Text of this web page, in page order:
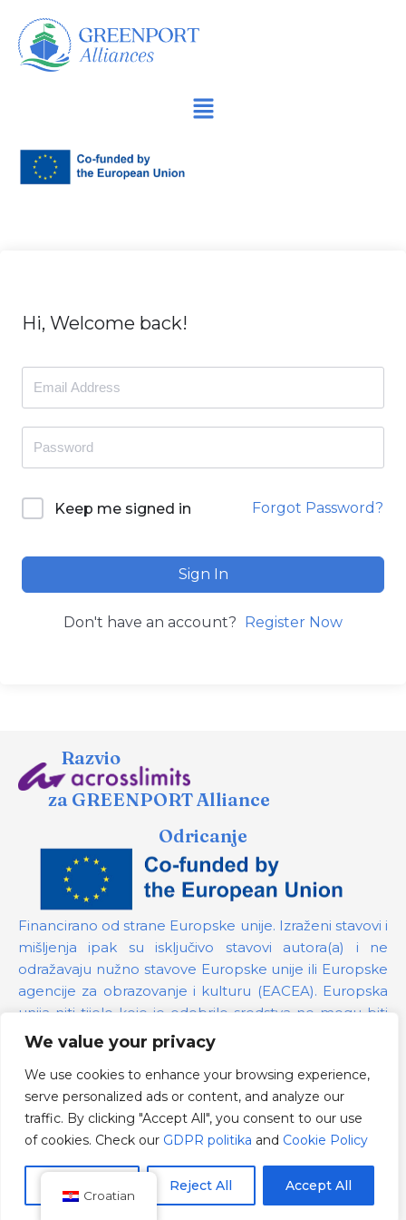
We value your privacy
We use cookies to enhance your browsing experience,
serve personalized ads or content, and analyze our
traffic. By clicking "Accept All", you consent to our use
of cookies. Check our GDPR politika and Cookie Policy
Reject All Accept All
İçeriğe
geç
Hi, Welcome back!
Keep me signed in Forgot Password?
Sign In
Don't have an account? Register Now
Razvio
za GREENPORT Alliance
Odricanje
Financirano od strane Europske unije. Izraženi stavovi i
mišljenja ipak su isključivo stavovi autora(a) i ne
odražavaju nužno stavove Europske unije ili Europske
agencije za obrazovanje i kulturu (EACEA). Europska
unija niti tijelo koje je odobrilo sredstva ne mogu biti
odgovorni za te stavove.
Broj projekta:101139879
GDPR politika
Cookie Policy
Croatian